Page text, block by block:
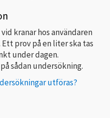
kranar hos användaren
prov på en liter ska tas
under dagen.
sådan undersökning.
utföras?